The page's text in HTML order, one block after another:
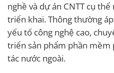
nghề và dự án CNTT cụ
triển khai. Thông thường
yếu tố công nghệ cao,
triển sản phẩm phần mềm
tác nước ngoài.